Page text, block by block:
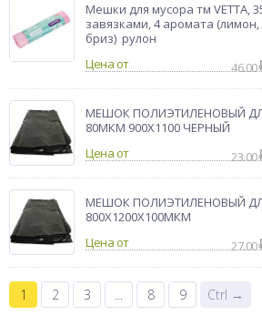
Мешки для мусора тм VETTA,
завязками, 4 аромата
бриз) рулон
Цена от
46.00
МЕШОК ПОЛИЭТИЛЕНОВЫЙ
80МКМ 900Х1100 ЧЕРНЫЙ
Цена от
23.00
МЕШОК ПОЛИЭТИЛЕНОВЫЙ
800Х1200Х100МКМ
Цена от
27.00
1 2 3 ... 8 9 Ctrl →